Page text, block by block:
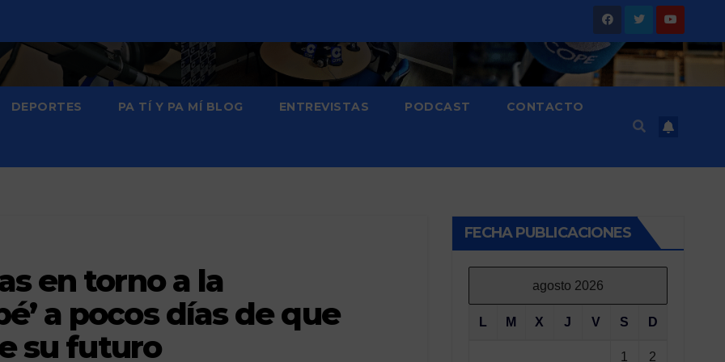
DEPORTES PA TÍ Y PA MÍ BLOG ENTREVISTAS PODCAST CONTACTO
en torno a la
a pocos días de que
su futuro
FECHA PUBLICACIONES
agosto 2026
L M X J V S D
1 2